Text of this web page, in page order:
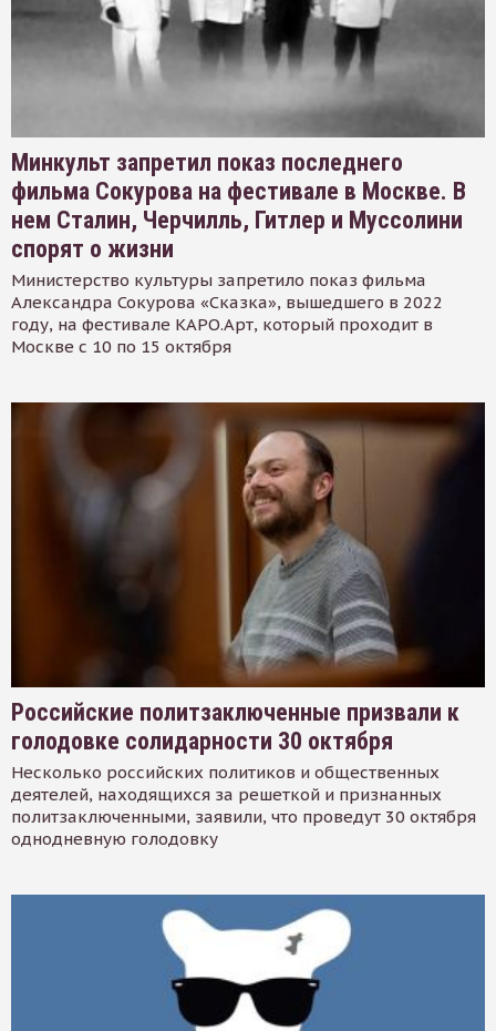
Минкульт запретил показ последнего
фильма Сокурова на фестивале в Москве. В
нем Сталин, Черчилль, Гитлер и Муссолини
спорят о жизни
Министерство культуры запретило показ фильма
Александра Сокурова «Сказка», вышедшего в 2022
году, на фестивале КАРО.Арт, который проходит в
Москве с 10 по 15 октября
Российские политзаключенные призвали к
голодовке солидарности 30 октября
Несколько российских политиков и общественных
деятелей, находящихся за решеткой и признанных
политзаключенными, заявили, что проведут 30 октября
однодневную голодовку